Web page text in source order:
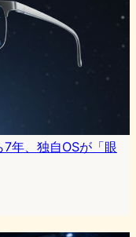
年、独自OSが「眼